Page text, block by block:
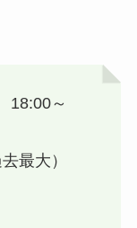
18:00～
最大）